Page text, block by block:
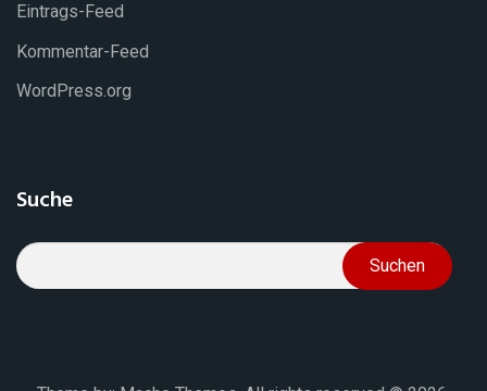
Eintrags-Feed
Kommentar-Feed
WordPress.org
Suche
Suchen
nach: